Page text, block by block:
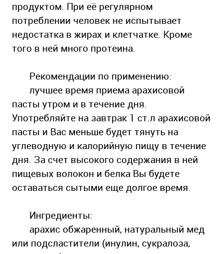
продуктом. При её регулярном
потреблении человек не испытывает
недостатка в жирах и клетчатке. Кроме
того в ней много протеина.
Рекомендации по применению:
лучшее время приема арахисовой
пасты утром и в течение дня.
Употребляйте на завтрак 1 ст.л арахисовой
пасты и Вас меньше будет тянуть на
углеводную и калорийную пищу в течение
дня. За счет высокого содержания в ней
пищевых волокон и белка Вы будете
оставаться сытыми еще долгое время.
Ингредиенты:
арахис обжаренный, натуральный мед
или подсластители (инулин, сукралоза,